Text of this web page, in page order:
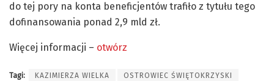
do tej pory na konta beneficjentów trafiło z tytułu tego
dofinansowania ponad 2,9 mld zł.
Więcej informacji – otwórz
Tagi: KAZIMIERZA WIELKA OSTROWIEC ŚWIĘTOKRZYSKI